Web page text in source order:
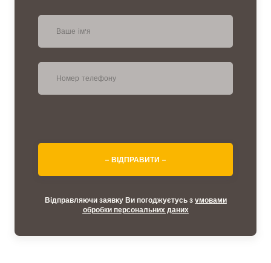
– ВІДПРАВИТИ –
Відправляючи заявку Ви погоджуєтусь з умовами
обробки персональних даних